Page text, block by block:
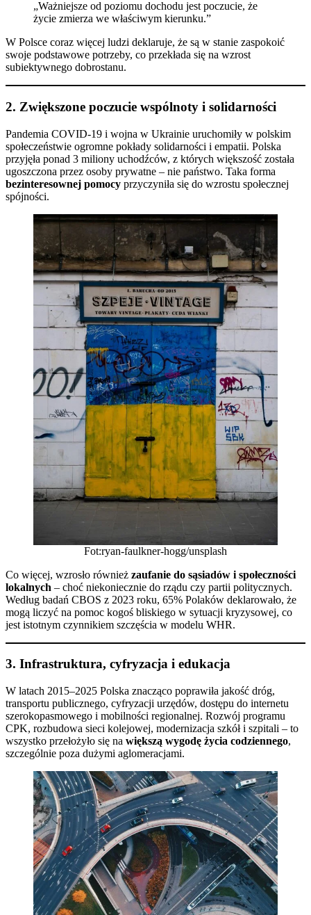
„Ważniejsze od poziomu dochodu jest poczucie, że
życie zmierza we właściwym kierunku.”
W Polsce coraz więcej ludzi deklaruje, że są w stanie zaspokoić
swoje podstawowe potrzeby, co przekłada się na wzrost
subiektywnego dobrostanu.
2. Zwiększone poczucie wspólnoty i solidarności
Pandemia COVID-19 i wojna w Ukrainie uruchomiły w polskim
społeczeństwie ogromne pokłady solidarności i empatii. Polska
przyjęła ponad 3 miliony uchodźców, z których większość została
ugoszczona przez osoby prywatne – nie państwo. Taka forma
bezinteresownej pomocy przyczyniła się do wzrostu społecznej
spójności.
Fot:ryan-faulkner-hogg/unsplash
Co więcej, wzrosło również zaufanie do sąsiadów i społeczności
lokalnych – choć niekoniecznie do rządu czy partii politycznych.
Według badań CBOS z 2023 roku, 65% Polaków deklarowało, że
mogą liczyć na pomoc kogoś bliskiego w sytuacji kryzysowej, co
jest istotnym czynnikiem szczęścia w modelu WHR.
3. Infrastruktura, cyfryzacja i edukacja
W latach 2015–2025 Polska znacząco poprawiła jakość dróg,
transportu publicznego, cyfryzacji urzędów, dostępu do internetu
szerokopasmowego i mobilności regionalnej. Rozwój programu
CPK, rozbudowa sieci kolejowej, modernizacja szkół i szpitali – to
wszystko przełożyło się na większą wygodę życia codziennego,
szczególnie poza dużymi aglomeracjami.